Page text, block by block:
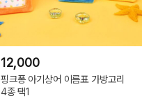
12,000
핑크퐁 아기상어 이름표 가방고리
4종 택1